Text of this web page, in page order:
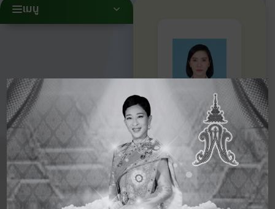
เมนู
นางบุษ
รา ชัย
ชิต
ครูผู้สอน